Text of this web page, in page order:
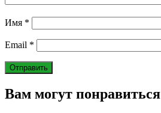
Имя *
Email *
Вам могут понравиться